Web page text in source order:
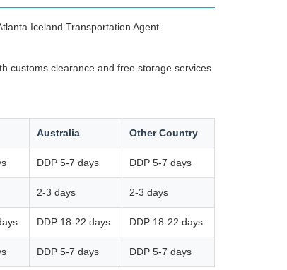
Iceland Transportation Agent
customs clearance and free storage services.
Australia Other Country
DDP 5-7 days DDP 5-7 days
2-3 days 2-3 days
DDP 18-22 days DDP 18-22 days
DDP 5-7 days DDP 5-7 days